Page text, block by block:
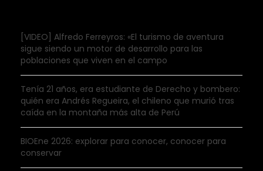
[VIDEO] Alfredo Ferreyros: «El turismo de aventura
sigue siendo un motor de desarrollo para las
poblaciones que viven en el campo
Tenía 21 años, era estudiante de Derecho y bombero:
quién era Andrés Regueira, el chileno que murió tras
caída en la montaña más alta de Perú
BIOEne 2026: explorar para conocer, conocer para
conservar